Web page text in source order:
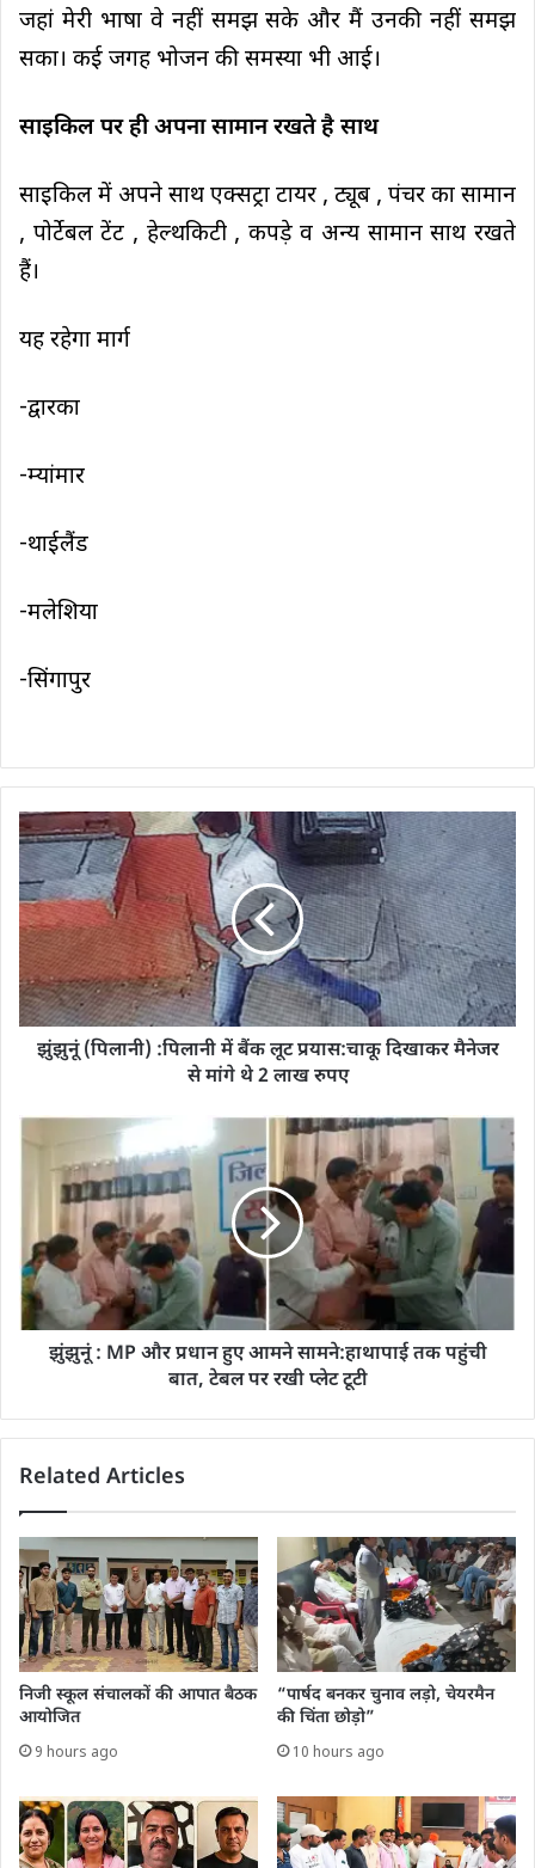
जहां मेरी भाषा वे नहीं समझ सके और मैं उनकी नहीं समझ
सका। कई जगह भोजन की समस्या भी आई।
साइकिल पर ही अपना सामान रखते है साथ
साइकिल में अपने साथ एक्सट्रा टायर , ट्यूब , पंचर का सामान
, पोर्टेबल टेंट , हेल्थकिटी , कपड़े व अन्य सामान साथ रखते
हैं।
यह रहेगा मार्ग
-द्वारका
-म्यांमार
-थाईलैंड
-मलेशिया
-सिंगापुर
झुंझुनूं (पिलानी) :पिलानी में बैंक लूट प्रयास:चाकू दिखाकर मैनेजर
से मांगे थे 2 लाख रुपए
झुंझुनूं : MP और प्रधान हुए आमने सामने:हाथापाई तक पहुंची
बात, टेबल पर रखी प्लेट टूटी
Related Articles
निजी स्कूल संचालकों की आपात बैठक
आयोजित
9 hours ago
“पार्षद बनकर चुनाव लड़ो, चेयरमैन
की चिंता छोड़ो”
10 hours ago